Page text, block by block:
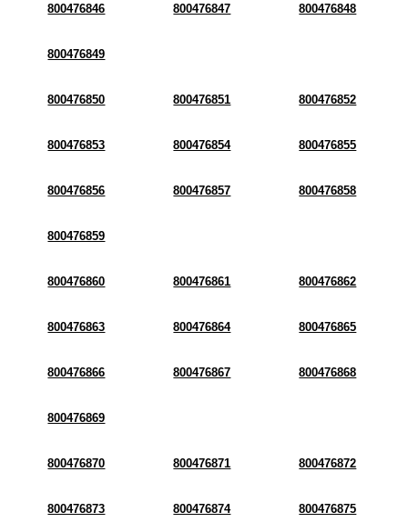
800476846 800476847 800476848
800476849
800476850 800476851 800476852
800476853 800476854 800476855
800476856 800476857 800476858
800476859
800476860 800476861 800476862
800476863 800476864 800476865
800476866 800476867 800476868
800476869
800476870 800476871 800476872
800476873 800476874 800476875